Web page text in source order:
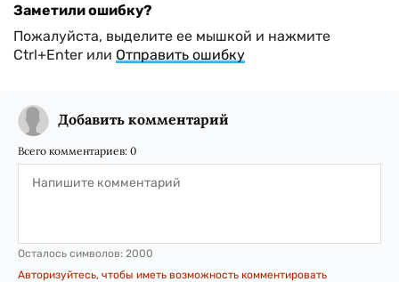
Заметили ошибку?
Пожалуйста, выделите ее мышкой и нажмите
Ctrl+Enter или Отправить ошибку
Добавить комментарий
Всего комментариев: 0
Осталось символов: 2000
Авторизуйтесь, чтобы иметь возможность комментировать